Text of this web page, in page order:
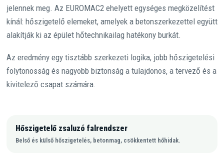
jelennek meg. Az EUROMAC2 ehelyett egységes megközelítést
kínál: hőszigetelő elemeket, amelyek a betonszerkezettel együtt
alakítják ki az épület hőtechnikailag hatékony burkát.
Az eredmény egy tisztább szerkezeti logika, jobb hőszigetelési
folytonosság és nagyobb biztonság a tulajdonos, a tervező és a
kivitelező csapat számára.
Hőszigetelő zsaluzó falrendszer
Belső és külső hőszigetelés, betonmag, csökkentett hőhidak.